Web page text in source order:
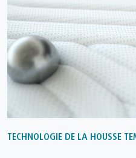
TECHNOLOGIE DE LA HOUSSE